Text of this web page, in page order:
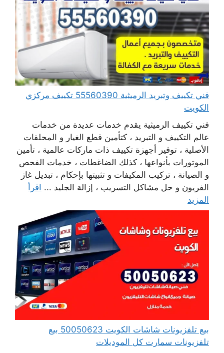
فني تكييف وتبريد الرميثية 55560390 تكييف مركزي
الكويت
فني تكييف الرميثية يقدم خدمات عديدة من خدمات
عالم التكييف و التبريد ، كتأمين قطع الغيار و المحلقات
الأصلية ، توفير أجهزة تكييف ذات ماركات عالمية ، تأمين
الموتورات بأنواعها ، كذلك الضاغطات ، خدمات الفحص
و الصيانة ، تركيب المكيفات و تثبيتها بإحكام ، تبديل غاز
الفريون و حل مشاكل التسريب ، إزالة الجليد ... اقرأ
المزيد
بيع تلفزيونات شاشات الكويت 50050623 بيع
تلفزيونات سمارت كل الموديلات